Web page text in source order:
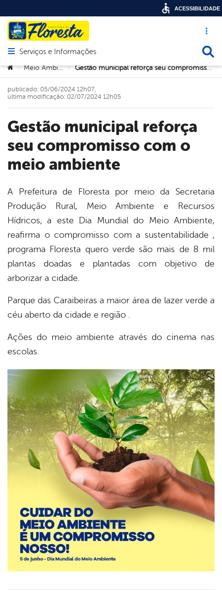
Acesso
Abrir menu principal de navegação
Serviços e Informações
Você está aqui:
> Meio Ambiente > Gestão municipal reforça seu compromisso com o meio ambiente
Gestão municipal reforça
seu compromisso com o
meio ambiente
publicado: 05/06/2024 12h07,
última modificação: 02/07/2024 12h05
A Prefeitura de Floresta por meio da Secretaria
Produção Rural, Meio Ambiente e Recursos
Hídricos, a este Dia Mundial do Meio Ambiente,
reafirma o compromisso com a sustentabilidade ,
programa Floresta quero verde são mais de 8 mil
plantas doadas e plantadas com objetivo de
arborizar a cidade.
Parque das Caraibeiras a maior área de lazer verde a
céu aberto da cidade e região .
Ações do meio ambiente através do cinema nas
escolas.
ACESSIBILIDADE